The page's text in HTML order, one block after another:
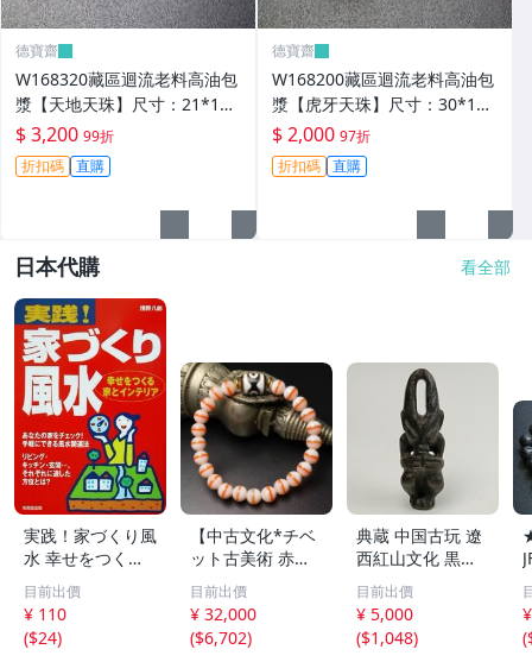
德寶齋
W168320藏區迴流老料高油包
漿【天地天珠】尺寸：21*11
毫米 重量8.3克天圓地方， 天
珠 瑪瑙 文玩【德寶齋】999
$ 3,200 99折
折扣碼 直購
德寶齋
W168200藏區迴流老料高油包
漿【虎牙天珠】尺寸：30*13
毫米 重量8.8克一顆可以改 天
珠 瑪瑙 文玩【德寶齋】497
$ 2,000 97折
折扣碼 直購
日本代購 看全部
実践！家づくり風
水 幸せをつくる
家とインテリア/
浅野八郎(著者)
目前出價
¥ 110
($24)
【中古文化*チベ
ット古美術 赤縞
天眼瑪瑙丸珠 天
地天珠組み合わせ
ブレスレット 縞
瑪瑙 古玩 アンテ
目前出價
¥ 32,000
($6,702)
典蔵 中国古玩 遼
西紅山文化 黒曜
石 黒皮玉 太陽神
祈祷像 唐物 骨董
品 古美術 古玉 彫
刻 時代物 魔除け
目前出價
¥ 5,000
($1,048)
(